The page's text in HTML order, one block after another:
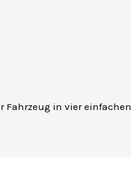
Fahrzeug in vier einfachen